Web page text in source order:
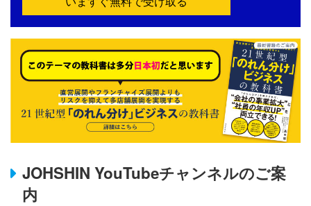
JOHSHIN YouTubeチャンネルのご案
内